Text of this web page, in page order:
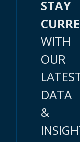
STAY
WITH
OUR
DATA
&